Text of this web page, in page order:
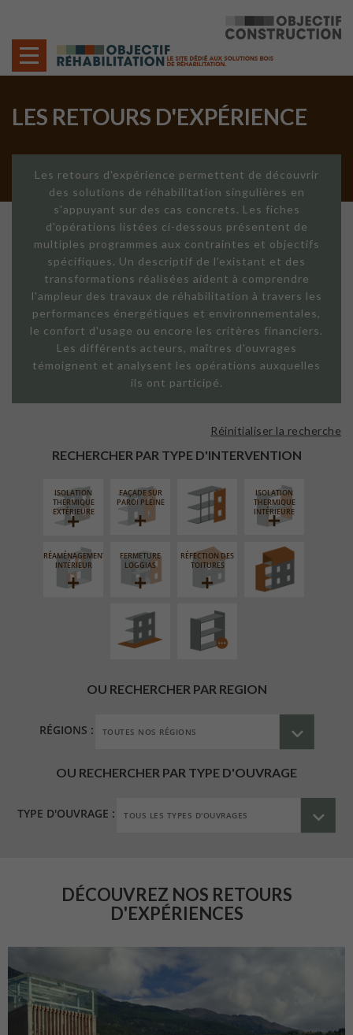
LES RETOURS D'EXPÉRIENCE
Les retours d'expérience permettent de découvrir
des solutions de réhabilitation singulières en
s'appuyant sur des cas concrets. Les fiches
d'opérations listées ci-dessous présentent de
multiples programmes aux contraintes et objectifs
spécifiques. Un descriptif de l'existant et des
transformations réalisées aident à comprendre
l'ampleur des travaux de réhabilitation à travers les
performances énergétiques et environnementales,
le confort d'usage ou encore les critères financiers.
Les différents acteurs, maîtres d'ouvrages
témoignent et analysent les opérations auxquelles
ils ont participé.
RECHERCHER PAR TYPE D'INTERVENTION
Réinitialiser la recherche
ISOLATION
THERMIQUE
EXTÉRIEURE
FAÇADE SUR
PAROI PLEINE
FAÇADE SUR
LINÉAIRE
ISOLATION
THERMIQUE
INTÉRIEURE
RÉAMÉNAGEMENT
INTÉRIEUR
FERMETURE
LOGGIAS
RÉFECTION DES
TOITURES
SURÉLÉVATION
EXTENSION
AMÉNAGEMENT
EXTÉRIEUR
PROCÉDÉ
PARTICULIER
OU RECHERCHER PAR REGION
RÉGIONS :
OU RECHERCHER PAR TYPE D'OUVRAGE
TYPE D'OUVRAGE :
DÉCOUVREZ NOS RETOURS
D'EXPÉRIENCES